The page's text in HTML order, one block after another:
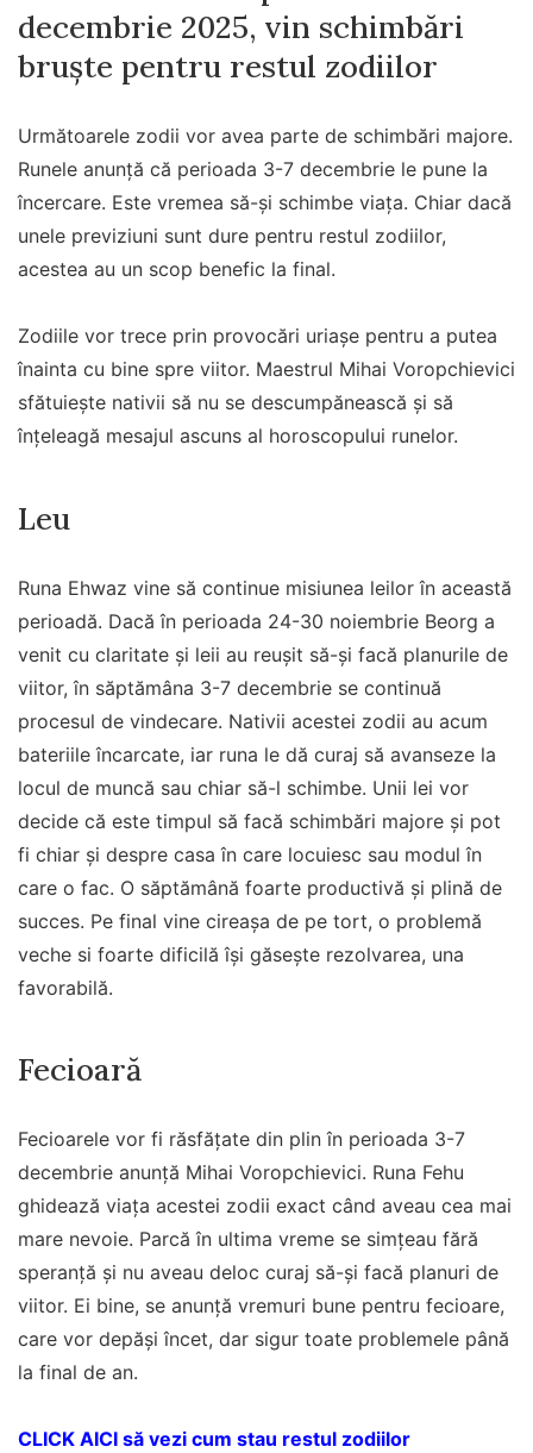
decembrie 2025, vin schimbări
bruște pentru restul zodiilor
Următoarele zodii vor avea parte de schimbări majore.
Runele anunță că perioada 3-7 decembrie le pune la
încercare. Este vremea să-și schimbe viața. Chiar dacă
unele previziuni sunt dure pentru restul zodiilor,
acestea au un scop benefic la final.
Zodiile vor trece prin provocări uriașe pentru a putea
înainta cu bine spre viitor. Maestrul Mihai Voropchievici
sfătuiește nativii să nu se descumpănească și să
înțeleagă mesajul ascuns al horoscopului runelor.
Leu
Runa Ehwaz vine să continue misiunea leilor în această
perioadă. Dacă în perioada 24-30 noiembrie Beorg a
venit cu claritate și leii au reușit să-și facă planurile de
viitor, în săptămâna 3-7 decembrie se continuă
procesul de vindecare. Nativii acestei zodii au acum
bateriile încarcate, iar runa le dă curaj să avanseze la
locul de muncă sau chiar să-l schimbe. Unii lei vor
decide că este timpul să facă schimbări majore și pot
fi chiar și despre casa în care locuiesc sau modul în
care o fac. O săptămână foarte productivă și plină de
succes. Pe final vine cireașa de pe tort, o problemă
veche si foarte dificilă își găsește rezolvarea, una
favorabilă.
Fecioară
Fecioarele vor fi răsfățate din plin în perioada 3-7
decembrie anunță Mihai Voropchievici. Runa Fehu
ghidează viața acestei zodii exact când aveau cea mai
mare nevoie. Parcă în ultima vreme se simțeau fără
speranță și nu aveau deloc curaj să-și facă planuri de
viitor. Ei bine, se anunță vremuri bune pentru fecioare,
care vor depăși încet, dar sigur toate problemele până
la final de an.
CLICK AICI să vezi cum stau restul zodiilor